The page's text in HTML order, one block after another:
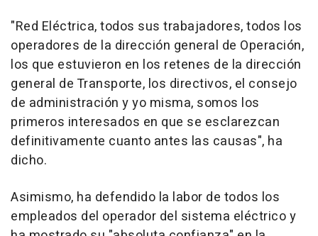
"Red Eléctrica, todos sus trabajadores, todos los
operadores de la dirección general de Operación,
los que estuvieron en los retenes de la dirección
general de Transporte, los directivos, el consejo
de administración y yo misma, somos los
primeros interesados en que se esclarezcan
definitivamente cuanto antes las causas", ha
dicho.
Asimismo, ha defendido la labor de todos los
empleados del operador del sistema eléctrico y